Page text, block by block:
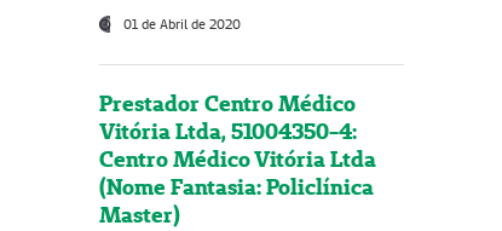
01 de Abril de 2020
Prestador Centro Médico
Vitória Ltda, 51004350-4:
Centro Médico Vitória Ltda
(Nome Fantasia: Policlínica
Master)